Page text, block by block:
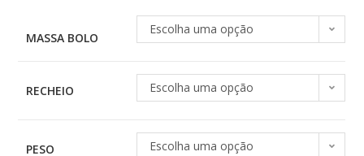
MASSA BOLO
Escolha uma opção
RECHEIO Escolha uma opção
PESO Escolha uma opção